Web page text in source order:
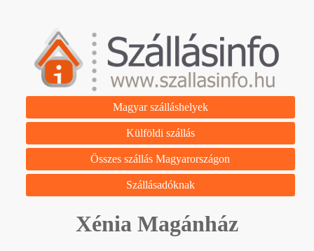
Magyar szálláshelyek
Külföldi szállás
Összes szállás Magyarországon
Szállásadóknak
Xénia Magánház